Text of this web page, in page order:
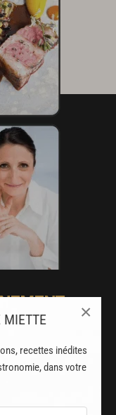
MIETTE
recettes inédites
dans votre
×
ACCESSIBLE !